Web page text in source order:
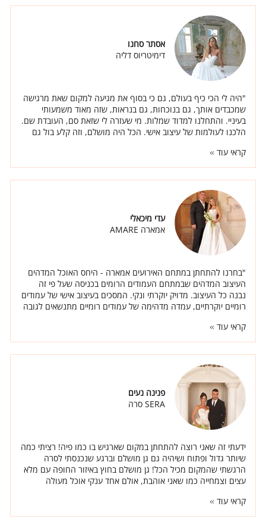
אסתר סחנו
דימיטריוס דליה
"היה לי הכי כיף בעולם, גם כי בסוף את מגיעה למקום שאת מרגישה
שמכבדים אותך, גם בנוכחות, גם בנראות, שזה מאוד משמעותי
בעיניי. והתחלנו למדוד שמלות. מי שעזרה לי שזאת סם, העובדת שם.
הלכנו לעולמות של עיצוב אישי. הכל היה מושלם, וזה קלע בול גם
ההחלטות, בכל דבר, כל דבר שרציתי לשנות. ובאמת אני הייתי כלה
מאוד קשה, אני מזל תאומים, שיגעתי אותן שם. והיו פעמים שאמרתי
שזה היה מדהים. שיש צוות שאיתך שאת מרגישה שאת חלק, את לא
מרגישה שאת עוד כלה, את מרגישה שאת הכלה וכל התשומת לב
אלייך, ורוצים שתצאי הכי מרוצה ותהיי גם הכי יפה. לא רק תהיי הכי
מרוצה אלא באמת תהיי הכי יפה באירוע, כי הם מבינים שזה גם השם
שלהם וזה כיף שהם יודעים שאת לובשת שמלה שלהם וכולם
מסתכלים עליה, וכנראה שישאלו. כששואלים אותי עכשיו באינסטגרם
מאיפה השמלה, אנחנו רוצים להשכיר אותה – שמלה שהיא בעיצוב
אישי שלי שגם תיקרא על שמי בסטודיו. זה מאוד מאוד מרגש."
קראי עוד
עדי מיכאלי
אמארה AMARE
"בחרנו להתחתן במתחם האירועים אמארה - היחס האוכל המדהים
העיצוב המדהים שבמתחם העמודים הרומים בכניסה שעל פי זה
נבנה כל העיצוב. מדויק יוקרתי ונקי. המסכים בעיצוב אישי של עמודים
רומיים יוקרתיים, עמדה מדהימה של עמודים רומיים מתנשאים לגובה
אזולאי בנינו תפריט מיוחד עם סגנונות שונים של אוכל. העיצוב - יחד
עם אליק יצרנו אולם נקי יוקרתי עם פרחים ונרות, חופה רומית
חלומותינו."
קראי עוד
פנינה נעים
SERA סרה
ידעתי זה שאני רוצה להתחתן במקום שארגיש בו כמו פיה! רציתי כמה
שיותר גדול ופתוח ושיהיה גם גן מושלם וברגע שנכנסתי לסרה
הרגשתי שהמקום מכיל הכל! גן מושלם בחוץ באיזור החופה עם מלא
עצים וצמחייה כמו שאני אוהבת, אולם אחד ענקי אוכל מעולה
קראי עוד